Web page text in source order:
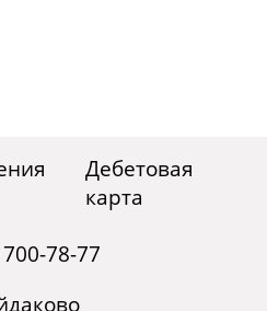
Дебетовая
карта
78-77